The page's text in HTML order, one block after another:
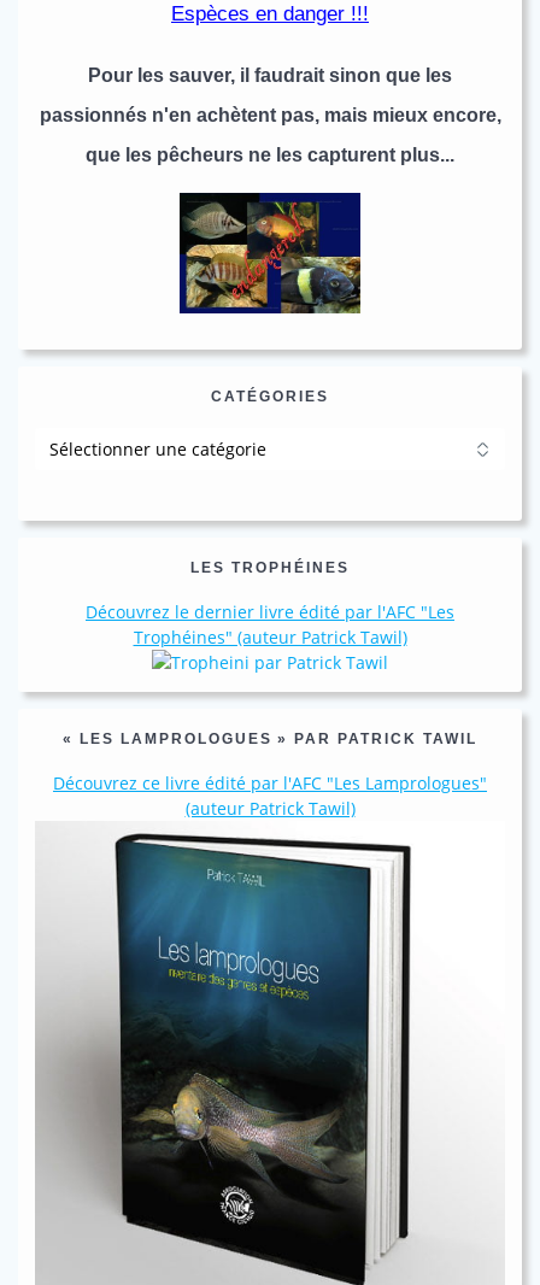
Espèces en danger !!!
Pour les sauver, il faudrait sinon que les
passionnés n'en achètent pas, mais mieux encore,
que les pêcheurs ne les capturent plus...
CATÉGORIES
LES TROPHÉINES
Découvrez le dernier livre édité par l'AFC "Les
Trophéines" (auteur Patrick Tawil)
« LES LAMPROLOGUES » PAR PATRICK TAWIL
Découvrez ce livre édité par l'AFC "Les Lamprologues"
(auteur Patrick Tawil)